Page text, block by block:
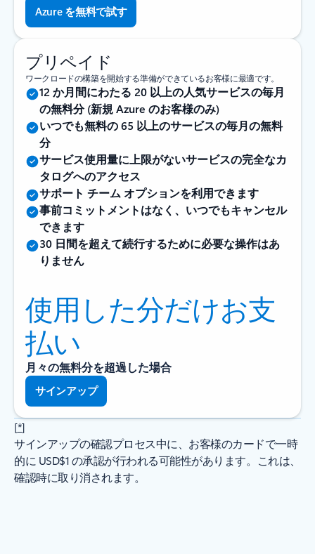
Azure を無料で試す
プリペイド
ワークロードの構築を開始する準備ができているお客様に最適です。
12 か月間にわたる 20 以上の人気サービスの毎月
の無料分 (新規 Azure のお客様のみ)
いつでも無料の 65 以上のサービスの毎月の無料
分
サービス使用量に上限がないサービスの完全なカ
タログへのアクセス
サポート チーム オプションを利用できます
事前コミットメントはなく、いつでもキャンセル
できます
30 日間を超えて続行するために必要な操作はあ
りません
使用した分だけお支
払い
月々の無料分を超過した場合
サインアップ
[*]
サインアップの確認プロセス中に、お客様のカードで一時
的に USD$1 の承認が行われる可能性があります。これは、
確認時に取り消されます。